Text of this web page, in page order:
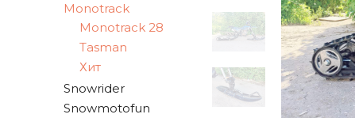
Monotrack
Monotrack 28
Tasman
Хит
Snowrider
Snowmotofun